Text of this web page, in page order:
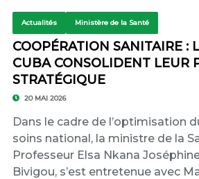
Actualités Ministère de la Santé
COOPÉRATION SANITAIRE :
CUBA CONSOLIDENT LEUR
STRATÉGIQUE
20 MAI 2026
Dans le cadre de l’optimisation
soins national, la ministre de la
Professeur Elsa Nkana
Bivigou, s’est entretenue avec